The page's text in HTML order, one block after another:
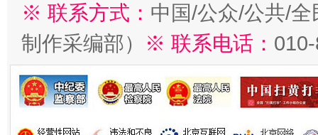
※ 联系方式： 中国/公众/公共/
制作采编部）
※ 联系电话：